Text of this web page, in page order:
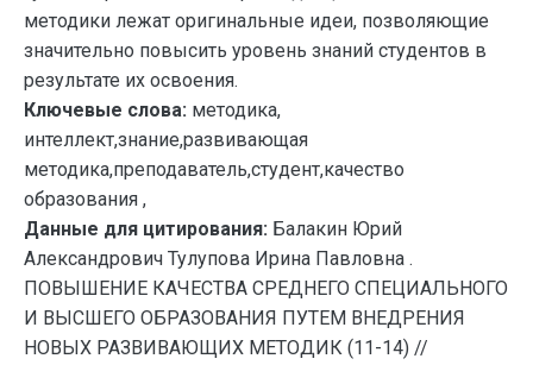
методики лежат оригинальные идеи, позволяющие
значительно повысить уровень знаний студентов в
результате их освоения.
Ключевые слова: методика,
интеллект,знание,развивающая
методика,преподаватель,студент,качество
образования ,
Данные для цитирования: Балакин Юрий
Александрович Тулупова Ирина Павловна .
ПОВЫШЕНИЕ КАЧЕСТВА СРЕДНЕГО СПЕЦИАЛЬНОГО
И ВЫСШЕГО ОБРАЗОВАНИЯ ПУТЕМ ВНЕДРЕНИЯ
НОВЫХ РАЗВИВАЮЩИХ МЕТОДИК (11-14) //